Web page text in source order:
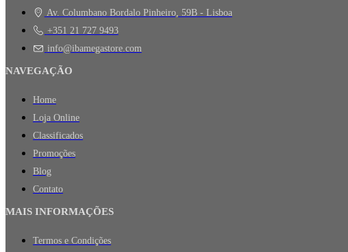
Av. Columbano Bordalo Pinheiro, 59B - Lisboa
+351 21 727 9493
info@ibamegastore.com
NAVEGAÇÃO
Home
Loja Online
Classificados
Promoções
Blog
Contato
MAIS INFORMAÇÕES
Termos e Condições